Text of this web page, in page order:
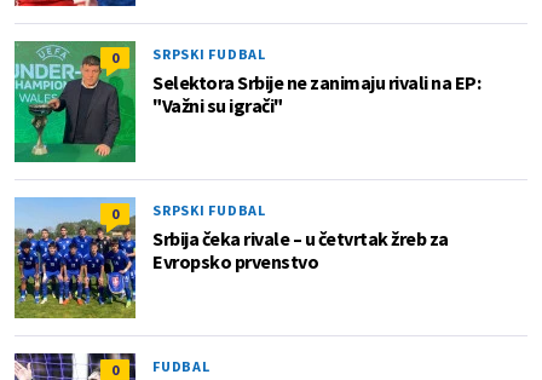
0 SRPSKI FUDBAL
Selektora Srbije ne zanimaju rivali na EP:
"Važni su igrači"
0 SRPSKI FUDBAL
Srbija čeka rivale – u četvrtak žreb za
Evropsko prvenstvo
0 FUDBAL